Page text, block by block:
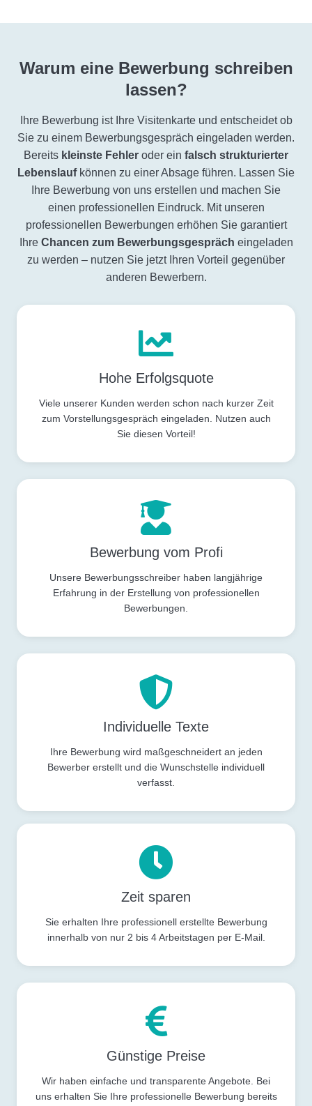
Warum eine Bewerbung schreiben
lassen?
Ihre Bewerbung ist Ihre Visitenkarte und entscheidet ob
Sie zu einem Bewerbungsgespräch eingeladen werden.
Bereits kleinste Fehler oder ein falsch strukturierter
Lebenslaufkönnen zu einer Absage führen. Lassen Sie
Ihre Bewerbung von uns erstellen und machen Sie
einen professionellen Eindruck. Mit unseren
professionellen Bewerbungen erhöhen Sie garantiert
Ihre Chancen zum Bewerbungsgespräch eingeladen
zu werden – nutzen Sie jetzt Ihren Vorteil gegenüber
anderen Bewerbern.
Hohe Erfolgsquote
Viele unserer Kunden werden schon nach kurzer Zeit
zum Vorstellungsgespräch eingeladen. Nutzen auch
Sie diesen Vorteil!
Bewerbung vom Profi
Unsere Bewerbungsschreiber haben langjährige
Erfahrung in der Erstellung von professionellen
Bewerbungen.
Individuelle Texte
Ihre Bewerbung wird maßgeschneidert an jeden
Bewerber erstellt und die Wunschstelle individuell
verfasst.
Zeit sparen
Sie erhalten Ihre professionell erstellte Bewerbung
innerhalb von nur 2 bis 4 Arbeitstagen per E-Mail.
Günstige Preise
Wir haben einfache und transparente Angebote. Bei
uns erhalten Sie Ihre professionelle Bewerbung bereits